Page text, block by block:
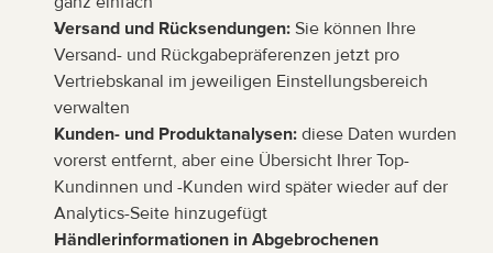
Versand und Rücksendungen: Sie können Ihre
Versand- und Rückgabepräferenzen jetzt pro
Vertriebskanal im jeweiligen Einstellungsbereich
verwalten
Kunden- und Produktanalysen: diese Daten wurden
vorerst entfernt, aber eine Übersicht Ihrer Top-
Kundinnen und -Kunden wird später wieder auf der
Analytics-Seite hinzugefügt
Händlerinformationen in Abgebrochenen